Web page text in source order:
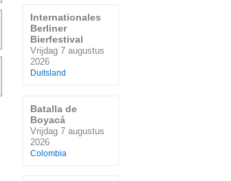
Internationales
Berliner
Bierfestival
Vrijdag 7 augustus
2026
Duitsland
Batalla de
Boyacá
Vrijdag 7 augustus
2026
Colombia